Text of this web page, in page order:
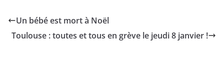
Un bébé est mort à Noël
Toulouse : toutes et tous en grève le jeudi 8 janvier !